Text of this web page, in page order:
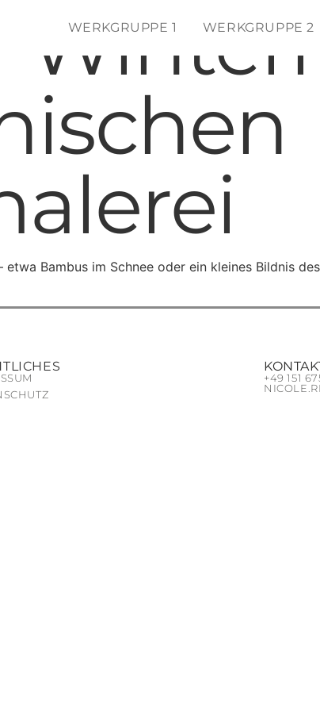
WERKGRUPPE 1 WERKGRUPPE 2
Bambus im Schnee oder ein kleines Bildnis
+49 ‭151